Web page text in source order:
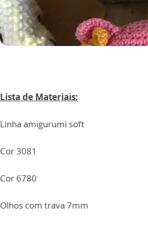
Lista de Materiais:
Linha amigurumi soft
Cor 3081
Cor 6780
Olhos com trava 7mm